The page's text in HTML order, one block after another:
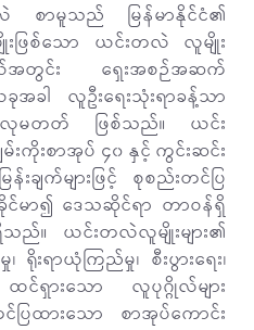
ာမူသည် မြန်မာနိုင်ငံ၏
းဖြစ်သော ယင်းတလဲ လူမျိုး
အတွင်း ရှေးအစဉ်အဆက်
ါ လူဦးရေးသုံးရာခန့်သာ
လုမတတ် ဖြစ်သည်။ ယင်း
ကိုးစာအုပ် ၄၀ နှင့် ကွင်းဆင်း
ျက်များဖြင့် စုစည်းတင်ပြ
မာ၍ ဒေသဆိုင်ရာ တာဝန်ရှိ
။ ယင်းတလဲလူမျိုးများ၏
းရာယုံကြည်မှု၊ စီးပွားရေး၊
ရှားသော လူပုဂ္ဂိုလ်များ
ြထားသော စာအုပ်ကောင်း